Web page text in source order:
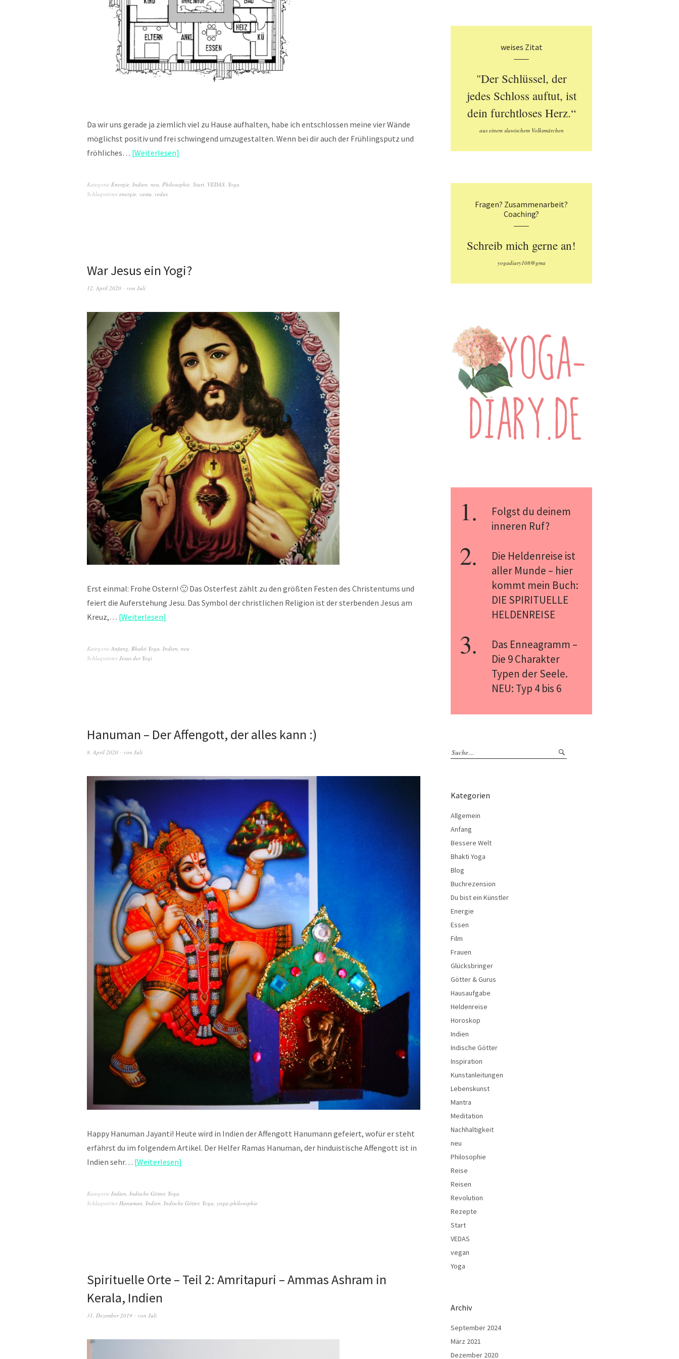
Da wir uns gerade ja ziemlich viel zu Hause aufhalten, habe ich entschlossen meine vier Wände
möglichst positiv und frei schwingend umzugestalten. Wenn bei dir auch der Frühlingsputz und
fröhliches… Weiterlesen
Kategorie Energie, Indien, neu, Philosophie, Start, VEDAS, Yoga
Schlagwörterenergie, vastu, vedas
War Jesus ein Yogi?
12. April 2020 von Juli
Erst einmal: Frohe Ostern! 🙂 Das Osterfest zählt zu den größten Festen des Christentums und
feiert die Auferstehung Jesu. Das Symbol der christlichen Religion ist der sterbenden Jesus am
Kreuz,… Weiterlesen
Kategorie Anfang, Bhakti Yoga, Indien, neu
SchlagwörterJesus der Yogi
Hanuman – Der Affengott, der alles kann :)
8. April 2020 von Juli
Happy Hanuman Jayanti! Heute wird in Indien der Affengott Hanumann gefeiert, wofür er steht
erfährst du im folgendem Artikel. Der Helfer Ramas Hanuman, der hinduistische Affengott ist in
Indien sehr… Weiterlesen
Kategorie Indien, Indische Götter, Yoga
SchlagwörterHanuman, Indien, Indische Götter, Yoga, yoga-philosophie
Spirituelle Orte – Teil 2: Amritapuri – Ammas Ashram in
Kerala, Indien
31. Dezember 2019 von Juli
weises Zitat
"Der Schlüssel, der
jedes Schloss auftut, ist
dein furchtloses Herz.“
aus einem slawischem Volksmärchen
Fragen? Zusammenarbeit?
Coaching?
Schreib mich gerne an!
yogadiary108@gma
Folgst du deinem
inneren Ruf?
Die Heldenreise ist
aller Munde – hier
kommt mein Buch:
DIE SPIRITUELLE
HELDENREISE
Das Enneagramm –
Die 9 Charakter
Typen der Seele.
NEU: Typ 4 bis 6
Kategorien
Allgemein
Anfang
Bessere Welt
Bhakti Yoga
Blog
Buchrezension
Du bist ein Künstler
Energie
Essen
Film
Frauen
Glücksbringer
Götter & Gurus
Hausaufgabe
Heldenreise
Horoskop
Indien
Indische Götter
Inspiration
Kunstanleitungen
Lebenskunst
Mantra
Meditation
Nachhaltigkeit
neu
Philosophie
Reise
Reisen
Revolution
Rezepte
Start
VEDAS
vegan
Yoga
Archiv
September 2024
März 2021
Dezember 2020